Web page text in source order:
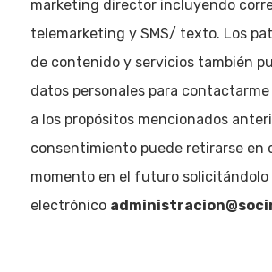
marketing director incluyendo
telemarketing y SMS/ texto. Los
de contenido y servicios también
datos personales para
a los propósitos mencionados
consentimiento puede retirarse en
momento en el futuro solicitándolo
electrónico